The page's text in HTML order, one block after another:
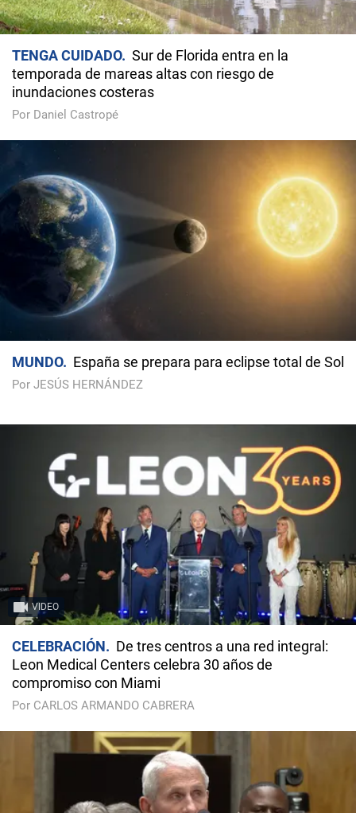
TENGA CUIDADO
Sur de Florida entra en la
temporada de mareas altas con riesgo de
inundaciones costeras
Por Daniel Castropé
MUNDO España se prepara para eclipse total de Sol
Por JESÚS HERNÁNDEZ
VIDEO
CELEBRACIÓN
De tres centros a una red integral:
Leon Medical Centers celebra 30 años de
compromiso con Miami
Por CARLOS ARMANDO CABRERA